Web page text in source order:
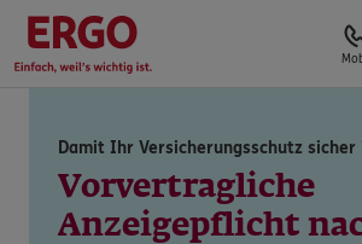
Damit Ihr Versicherungsschutz sicher
Vorvertragliche
Anzeigepflicht